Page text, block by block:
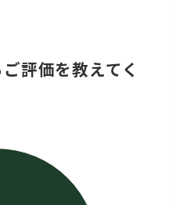
評価を教えてく